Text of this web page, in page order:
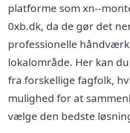
platforme som xn--
0xb.dk, da de gør det
professionelle
lokalområde. Her kan
fra forskellige fagfolk,
mulighed for at
vælge den bedste